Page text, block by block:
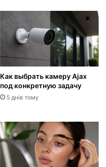
Как выбрать камеру Ajax
под конкретную задачу
5 днів тому